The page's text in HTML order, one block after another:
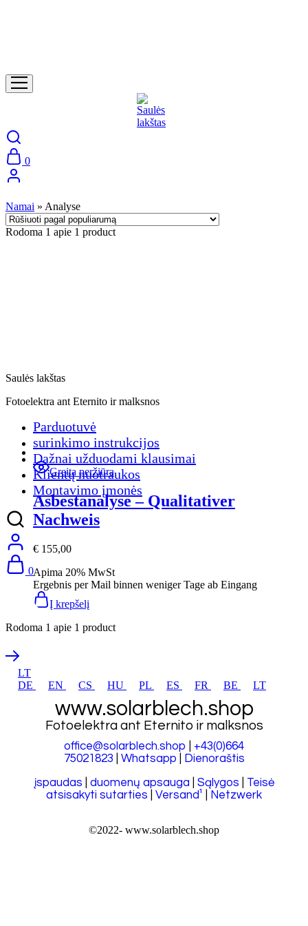
Saulės lakštas
Fotoelektra ant Eternito ir malksnos
Parduotuvė
surinkimo instrukcijos
Dažnai užduodami klausimai
Klientų nuotraukos
Montavimo įmonės
0
0
Namai » Analyse
Rodoma 1 apie 1 product
Greita peržiūra
Asbestanalyse – Qualitativer
Nachweis
€ 155,00
Apima 20% MwSt
Ergebnis per Mail binnen weniger Tage ab Eingang
Į krepšelį
Rodoma 1 apie 1 product
LT
DE
EN CS HU PL ES FR BE LT
www.solarblech.shop
Fotoelektra ant Eternito ir malksnos
office@solarblech.shop
+43(0)664
75021823
Whatsapp
Dienoraštis
įspaudas
duomenų apsauga Sąlygos
Teisė
atsisakyti sutarties
Versand¹ Netzwerk
©2022- www.solarblech.shop